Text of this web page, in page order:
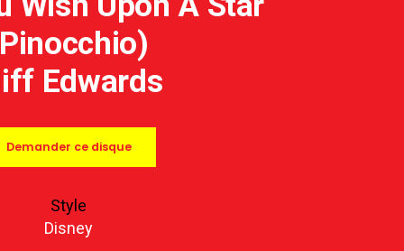
Edwards
Demander ce disque
Style
Disney